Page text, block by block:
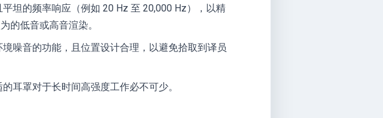
坦的频率响应（例如 20 Hz 至 20,000 Hz），以精
的低音或高音渲染。
噪音的功能，且位置设计合理，以避免拾取到译员
耳罩对于长时间高强度工作必不可少。